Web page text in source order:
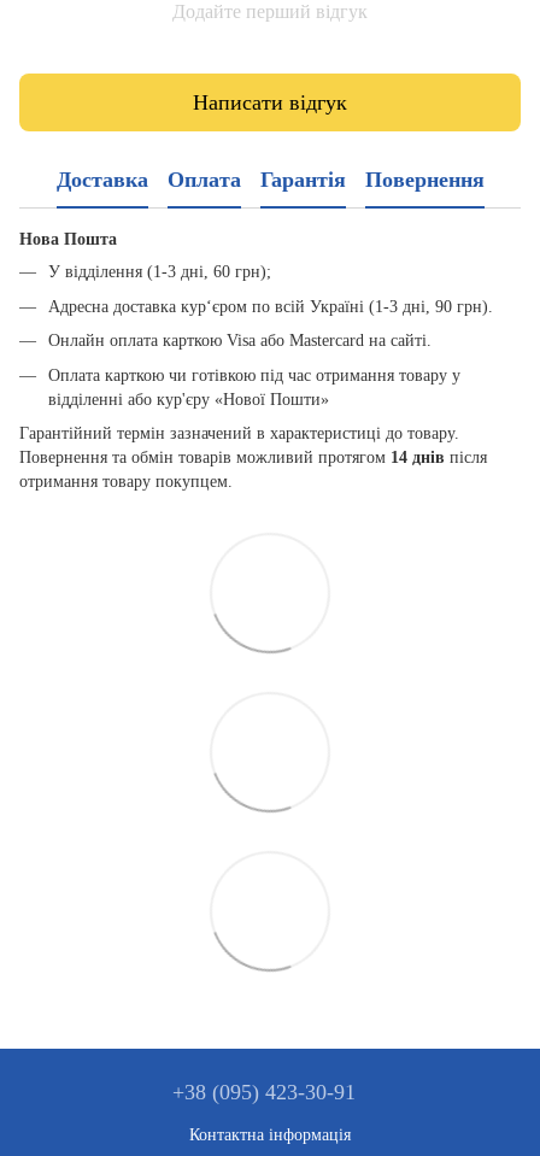
Додайте перший відгук
Написати відгук
Доставка Оплата Гарантія Повернення
Нова Пошта
У відділення (1-3 дні, 60 грн);
Адресна доставка кур‘єром по всій Україні (1-3 дні, 90 грн).
Онлайн оплата карткою Visa або Mastercard на сайті.
Оплата карткою чи готівкою під час отримання товару у
відділенні або кур'єру «Нової Пошти»
Гарантійний термін зазначений в характеристиці до товару.
Повернення та обмін товарів можливий протягом 14 днів після
отримання товару покупцем.
+38 (095) 423-30-91
Контактна інформація